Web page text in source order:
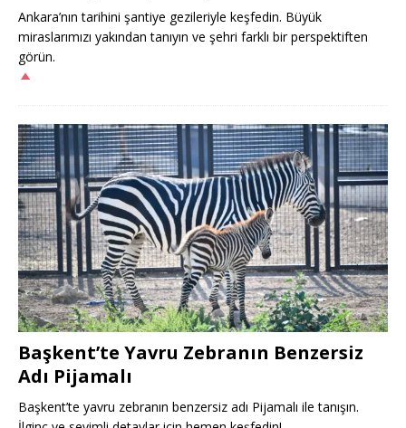
Ankara’nın tarihini şantiye gezileriyle keşfedin. Büyük
miraslarımızı yakından tanıyın ve şehri farklı bir perspektiften
görün.
Başkent’te Yavru Zebranın Benzersiz
Adı Pijamalı
Başkent’te yavru zebranın benzersiz adı Pijamalı ile tanışın.